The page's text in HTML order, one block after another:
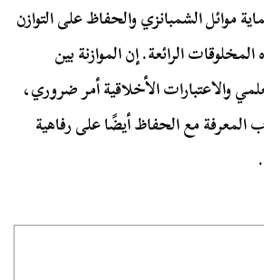
موائل الشمبانزي والحفاظ على التوازن
الرائعة. إن الموازنة بين
والاعتبارات الأخلاقية أمر ضروري،
المعرفة مع الحفاظ أيضًا على رفاهية